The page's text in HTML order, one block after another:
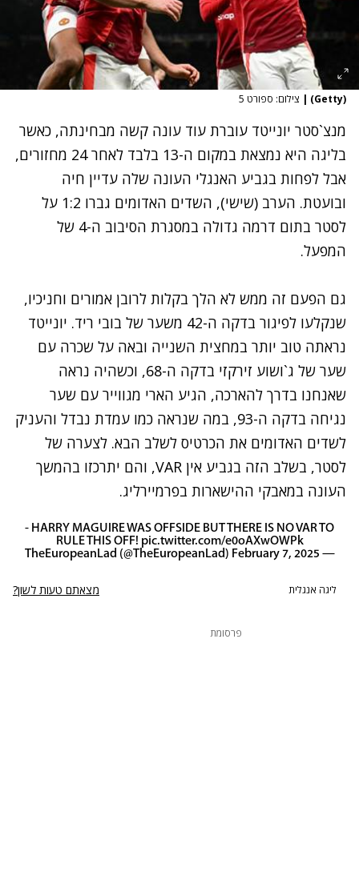
(Getty)
| צילום: ספורט 5
מנצ`סטר יונייטד עוברת עוד עונה קשה מבחינתה, כאשר
בליגה היא נמצאת במקום ה-13 בלבד לאחר 24 מחזורים,
אבל לפחות בגביע האנגלי העונה שלה עדיין חיה
ובועטת. הערב (שישי), השדים האדומים גברו 1:2 על
לסטר בתום דרמה גדולה במסגרת הסיבוב ה-4 של
המפעל.
גם הפעם זה ממש לא הלך בקלות לרובן אמורים וחניכיו,
שנקלעו לפיגור בדקה ה-42 משער של בובי ריד. יונייטד
נראתה טוב יותר במחצית השנייה ובאה על שכרה עם
שער של ג`ושוע זירקזי בדקה ה-68, וכשהיה נראה
שאנחנו בדרך להארכה, הגיע הארי מגווייר עם שער
נגיחה בדקה ה-93, במה שנראה כמו עמדת נבדל והעניק
לשדים האדומים את הכרטיס לשלב הבא. לצערה של
לסטר, בשלב הזה בגביע אין VAR, והם יתרכזו בהמשך
העונה במאבקי ההישארות בפרמיירליג.
- HARRY MAGUIRE WAS OFFSIDE BUT THERE IS NO VAR TO
RULE THIS OFF! pic.twitter.com/e0oAXwOWPk
— TheEuropeanLad (@TheEuropeanLad)
February 7, 2025
ליגה אנגלית מצאתם טעות לשון?
פרסומת